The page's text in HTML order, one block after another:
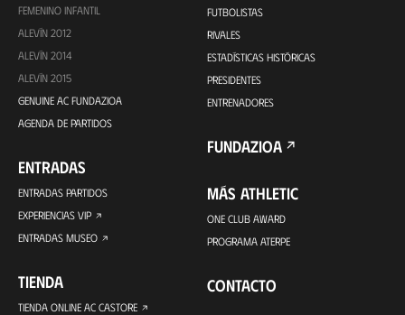
FEMENINO INFANTIL
ALEVÍN 2012
ALEVÍN 2014
ALEVÍN 2015
GENUINE AC FUNDAZIOA
AGENDA DE PARTIDOS
ENTRADAS
ENTRADAS PARTIDOS
EXPERIENCIAS VIP
ENTRADAS MUSEO
TIENDA
TIENDA ONLINE AC CASTORE
FUTBOLISTAS
RIVALES
ESTADÍSTICAS HISTÓRICAS
PRESIDENTES
ENTRENADORES
FUNDAZIOA
MÁS ATHLETIC
ONE CLUB AWARD
PROGRAMA ATERPE
CONTACTO